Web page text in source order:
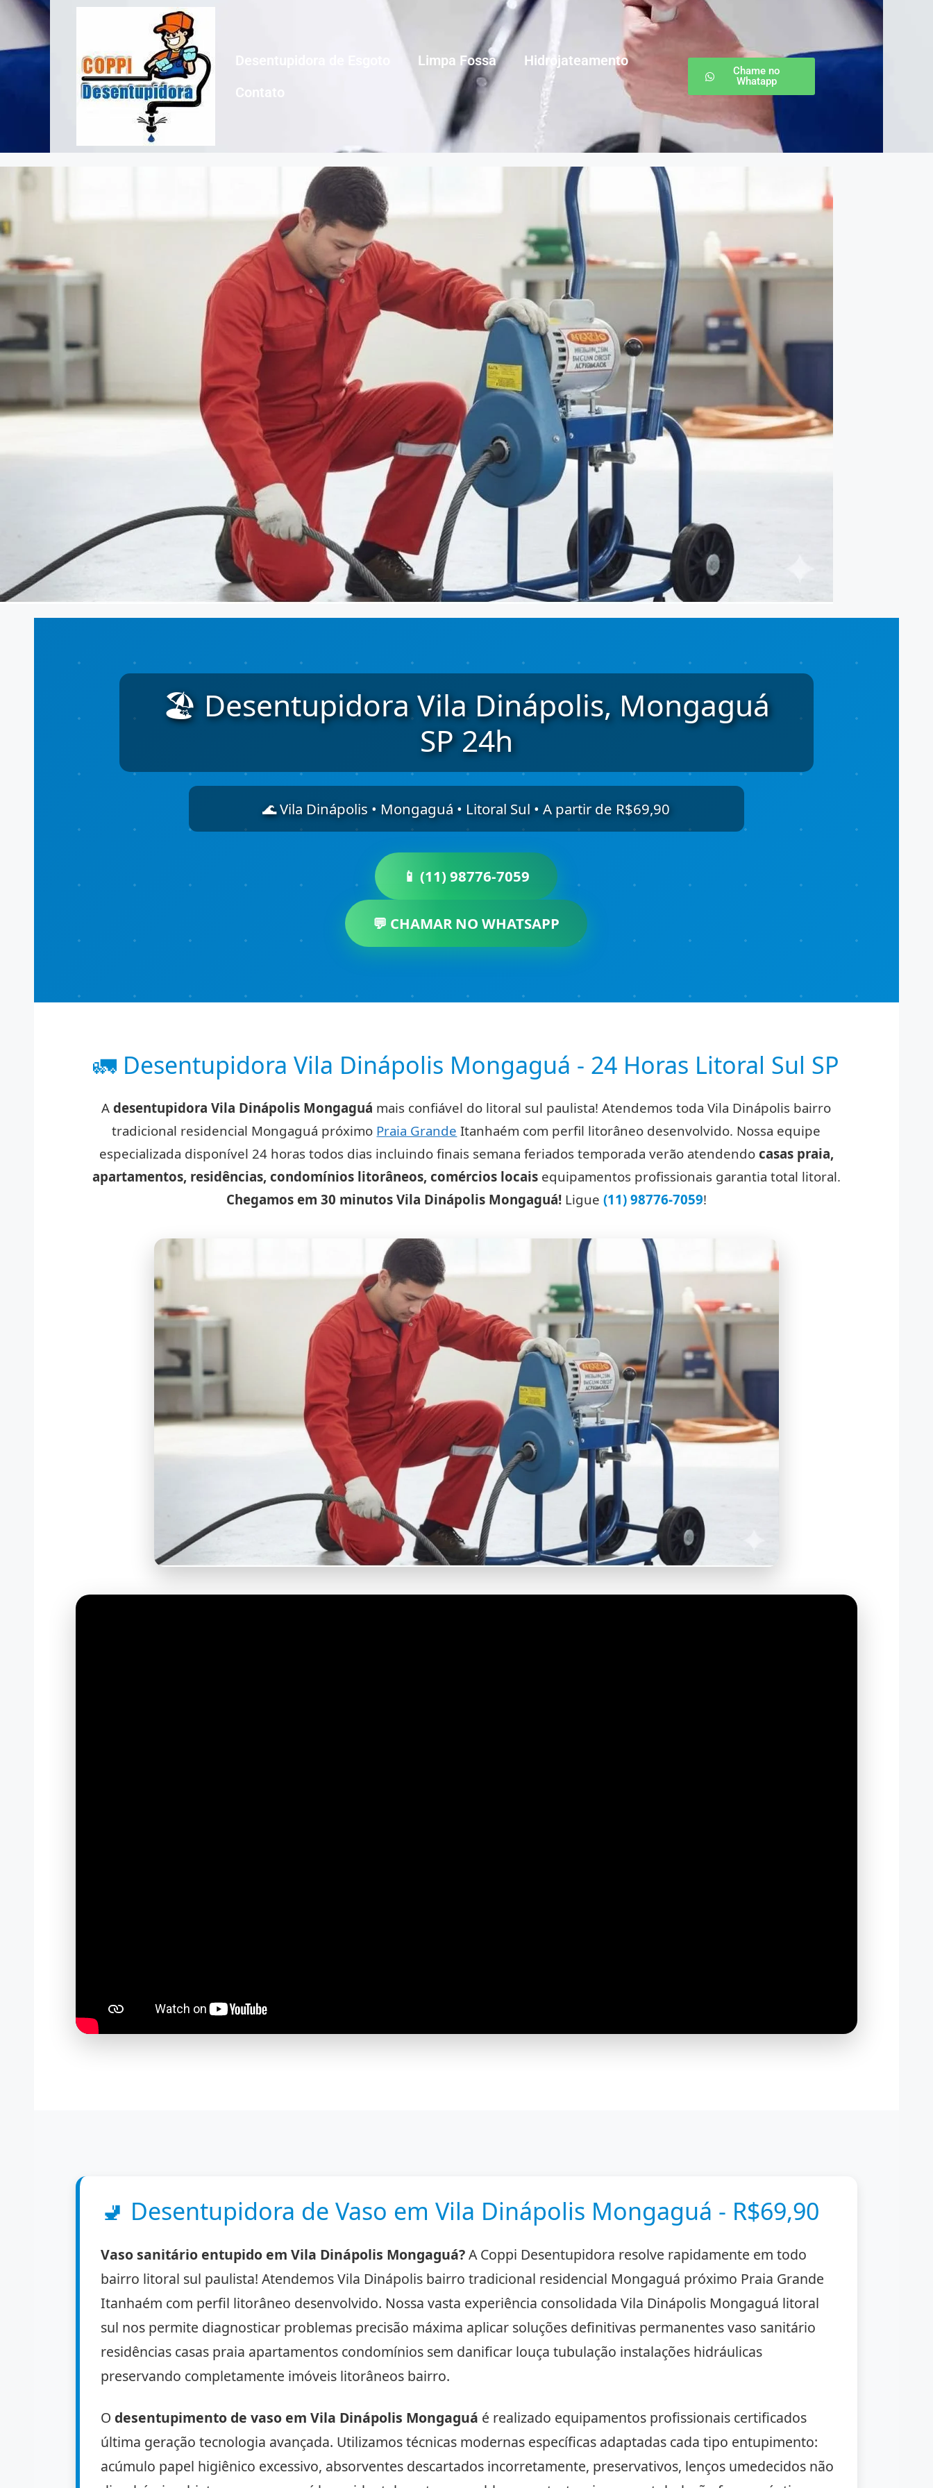
Limpa Fossa
Hidrojateamento
Chame no
Whatapp
🏖️ Desentupidora Vila Dinápolis, Mongaguá
SP 24h
🌊 Vila Dinápolis • Mongaguá • Litoral Sul • A partir de R$69,90
📱 (11) 98776-7059
💬 CHAMAR NO WHATSAPP
🚛 Desentupidora Vila Dinápolis Mongaguá - 24 Horas Litoral Sul SP
Adesentupidora Vila Dinápolis Mongaguá mais confiável do litoral sul paulista! Atendemos toda Vila Dinápolis bairro
tradicional residencial Mongaguá próximo Praia Grande Itanhaém com perfil litorâneo desenvolvido. Nossa equipe
especializada disponível 24 horas todos dias incluindo finais semana feriados temporada verão atendendo casas praia,
apartamentos, residências, condomínios litorâneos, comércios locaisequipamentos profissionais garantia total litoral.
Chegamos em 30 minutos Vila Dinápolis Mongaguá!Ligue (11) 98776-7059!
🚽 Desentupidora de Vaso em Vila Dinápolis Mongaguá - R$69,90
Vaso sanitário entupido em Vila Dinápolis Mongaguá?A Coppi Desentupidora resolve rapidamente em todo
bairro litoral sul paulista! Atendemos Vila Dinápolis bairro tradicional residencial Mongaguá próximo Praia Grande
Itanhaém com perfil litorâneo desenvolvido. Nossa vasta experiência consolidada Vila Dinápolis Mongaguá litoral
sul nos permite diagnosticar problemas precisão máxima aplicar soluções definitivas permanentes vaso sanitário
residências casas praia apartamentos condomínios sem danificar louça tubulação instalações hidráulicas
preservando completamente imóveis litorâneos bairro.
O desentupimento de vaso em Vila Dinápolis Mongaguá é realizado equipamentos profissionais certificados
última geração tecnologia avançada. Utilizamos técnicas modernas específicas adaptadas cada tipo entupimento:
acúmulo papel higiênico excessivo, absorventes descartados incorretamente, preservativos, lenços umedecidos não